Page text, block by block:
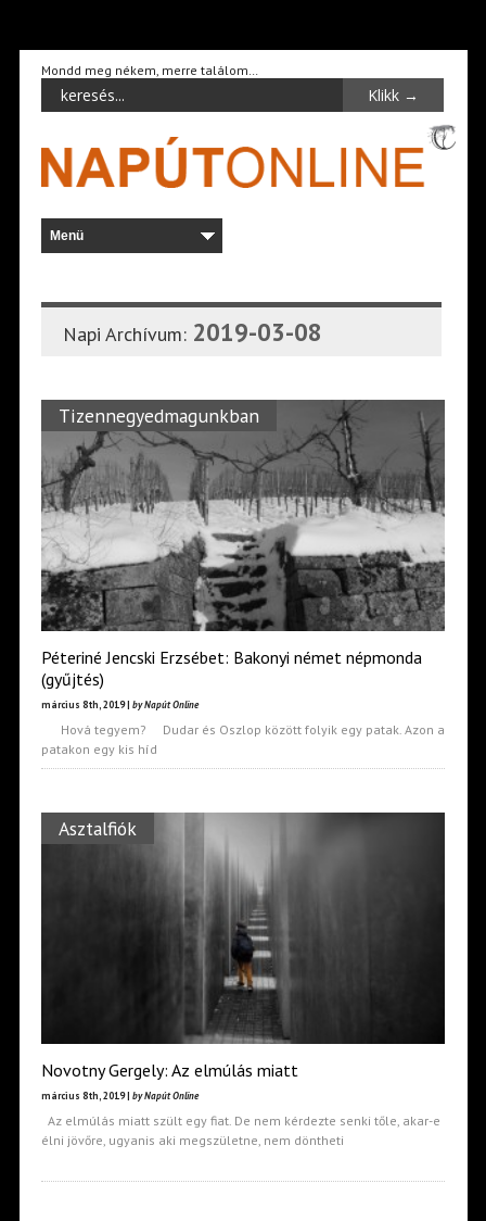
Mondd meg nékem, merre találom…
Napi Archívum: 2019-03-08
Tizennegyedmagunkban
Péteriné Jencski Erzsébet: Bakonyi német népmonda
(gyűjtés)
március 8th, 2019 | by Napút Online
Hová tegyem? Dudar és Oszlop között folyik egy patak. Azon a
patakon egy kis híd
Asztalfiók
Novotny Gergely: Az elmúlás miatt
március 8th, 2019 | by Napút Online
Az elmúlás miatt szült egy fiat. De nem kérdezte senki tőle, akar-e
élni jövőre, ugyanis aki megszületne, nem döntheti